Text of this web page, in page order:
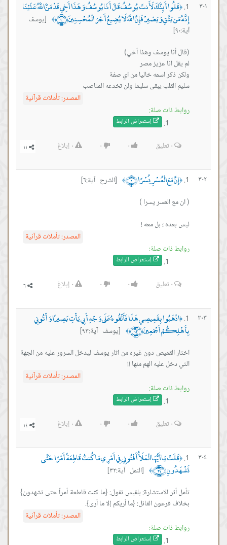
٣٠١ ﴿قَالُوا أَئِنَّكَ لَأَنتَ يُوسُفُ قَالَ أَنَا يُوسُفُ وَهَذَا أَخِي قَدْ مَنَّ اللَّهُ عَلَيْنَا
إِنَّهُ مَن يَتَّقِ وَيَصْبِرْ فَإِنَّ اللَّهَ لَا يُضِيعُ أَجْرَ الْمُحْسِنِينَ ﴿٩٠﴾ ﴾
[يوسف
آية:٩٠]
سليم القلب يبقى سليما ولن تخدعه المناصب
المصدر:تأملات قرآنية
روابط ذات صلة:
إستعراض الرابط
٠تعليق ٠ ٠ ٠ إبلاغ
٣٠٢ ﴿إِنَّ مَعَ الْعُسْرِ يُسْرًا ﴿٦﴾ ﴾
[الشرح آية:٦]
ليس بعده ؛ بل معه !
المصدر:تأملات قرآنية
روابط ذات صلة:
إستعراض الرابط
٠تعليق ٠ ٠ ٠ إبلاغ
٣٠٣ ﴿اذْهَبُوا بِقَمِيصِي هَذَا فَأَلْقُوهُ عَلَى وَجْهِ أَبِي يَأْتِ بَصِيرًا وَأْتُونِي
بِأَهْلِكُمْ أَجْمَعِينَ ﴿٩٣﴾ ﴾
[يوسف آية:٩٣]
اختار القميص دون غيره من اثار يوسف ليدخل السرور عليه من الجهة
التي دخل عليه الهم منها !!
المصدر:تأملات قرآنية
روابط ذات صلة:
إستعراض الرابط
٠تعليق ٠ ٠ ٠ إبلاغ
٣٠٤ ﴿قَالَتْ يَا أَيُّهَا الْمَلَأُ أَفْتُونِي فِي أَمْرِي مَا كُنتُ قَاطِعَةً أَمْرًا حَتَّى
تَشْهَدُونِ ﴿٣٢﴾ ﴾
[النمل آية:٣٢]
تأمل أثر الاستشارة: بلقيس تقول: {ما كنت قاطعة أمراً حتى تشهدون}
بخلاف فرعون القائل: {ما أريكم إلا ما أرى}.
المصدر:تأملات قرآنية
روابط ذات صلة:
إستعراض الرابط